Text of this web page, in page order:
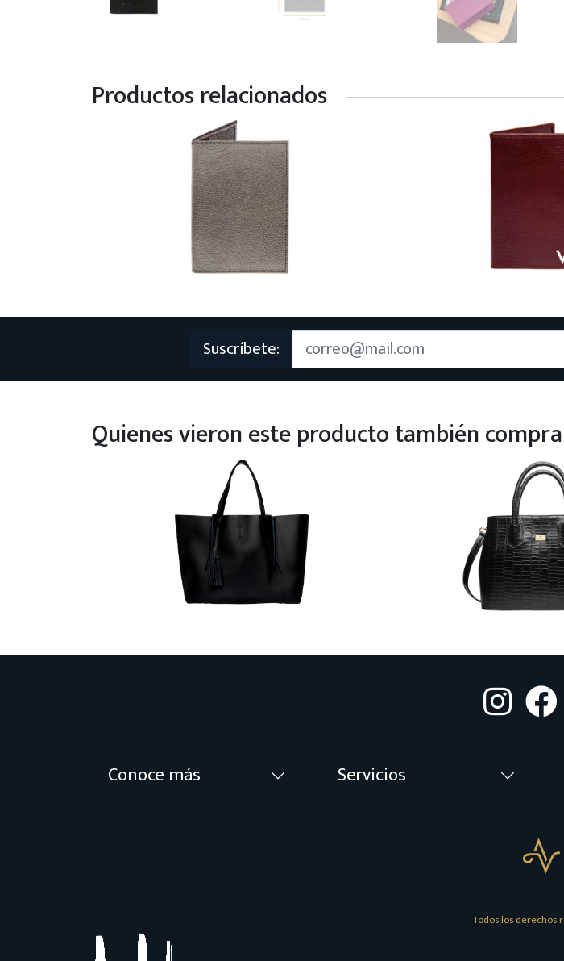
Productos relacionados
Suscríbete:
Quienes vieron este producto también
Conoce más Servicios
Todos los derechos